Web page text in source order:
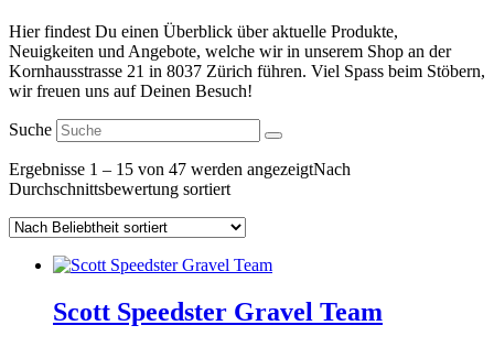
Hier findest Du einen Überblick über aktuelle Produkte,
Neuigkeiten und Angebote, welche wir in unserem Shop an der
Kornhausstrasse 21 in 8037 Zürich führen. Viel Spass beim Stöbern,
wir freuen uns auf Deinen Besuch!
Suche
Ergebnisse 1 – 15 von 47 werden angezeigtNach
Durchschnittsbewertung sortiert
Scott Speedster Gravel Team